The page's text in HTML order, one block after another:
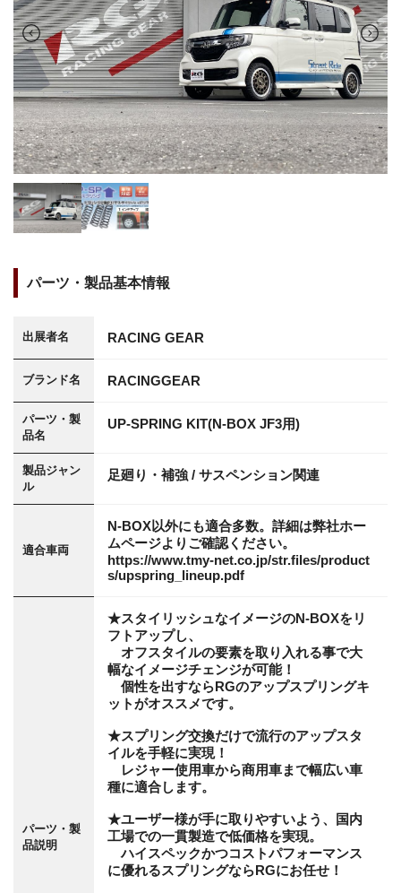
パーツ・製品基本情報
出展者名 RACING GEAR
ブランド名 RACINGGEAR
パーツ・製
品名
UP-SPRING KIT(N-BOX JF3用)
製品ジャン
ル
足廻り・補強 / サスペンション関連
適合車両
N-BOX以外にも適合多数。詳細は弊社ホー
ムページよりご確認ください。
https://www.tmy-net.co.jp/str.files/product
s/upspring_lineup.pdf
パーツ・製
品説明
★スタイリッシュなイメージのN-BOXをリ
フトアップし、
オフスタイルの要素を取り入れる事で大
幅なイメージチェンジが可能！
個性を出すならRGのアップスプリングキ
ットがオススメです。
★スプリング交換だけで流行のアップスタ
イルを手軽に実現！
レジャー使用車から商用車まで幅広い車
種に適合します。
★ユーザー様が手に取りやすいよう、国内
工場での一貫製造で低価格を実現。
ハイスペックかつコストパフォーマンス
に優れるスプリングならRGにお任せ！